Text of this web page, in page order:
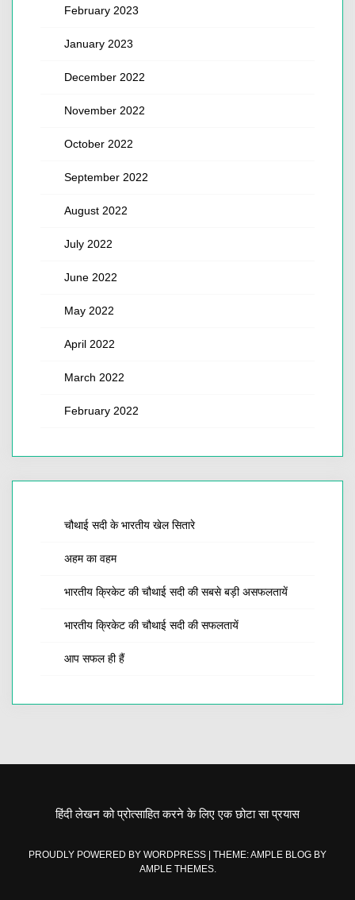
February 2023
January 2023
December 2022
November 2022
October 2022
September 2022
August 2022
July 2022
June 2022
May 2022
April 2022
March 2022
February 2022
चौथाई सदी के भारतीय खेल सितारे
अहम का वहम
भारतीय क्रिकेट की चौथाई सदी की सबसे बड़ी असफलतायें
भारतीय क्रिकेट की चौथाई सदी की सफलतायें
आप सफल ही हैं
हिंदी लेखन को प्रोत्साहित करने के लिए एक छोटा सा प्रयास
PROUDLY POWERED BY WORDPRESS
THEME: AMPLE BLOG BY
AMPLE THEMES.